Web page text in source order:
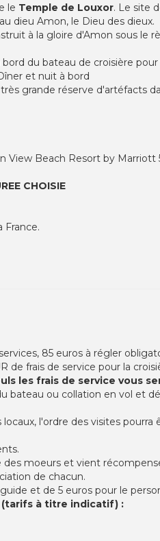
le Temple de Louxor. Le site
dieu Amon, le Dieu des dieux.
à la gloire d'Amon sous le
du bateau de croisière
et nuit à bord
grande réserve d'artéfacts
View Beach Resort by Marriott
CHOISIE
France.
85 euros à régler
de frais de service pour la
les frais de service vous
bateau ou collation en vol et
l'ordre des visites
des moeurs et vient
de chacun.
et de 5 euros pour le
(tarifs à titre indicatif) :